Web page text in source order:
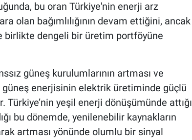
bu oran Türkiye'nin enerji arz
olan bağımlılığının devam ettiğini, ancak
birlikte dengeli bir üretim portföyüne
güneş kurulumlarının artması ve
enerjisinin elektrik üretiminde güçlü
yeşil enerji dönüşümünde attığı
bu dönemde, yenilenebilir kaynakların
artması yönünde olumlu bir sinyal